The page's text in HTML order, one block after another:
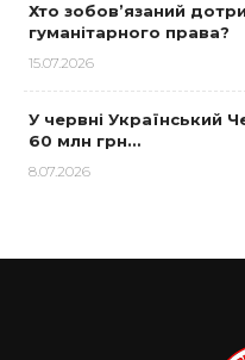
Хто зобов’язаний
гуманітарного права?
15.07.2026
У червні Український
60 млн грн…
8.07.2026